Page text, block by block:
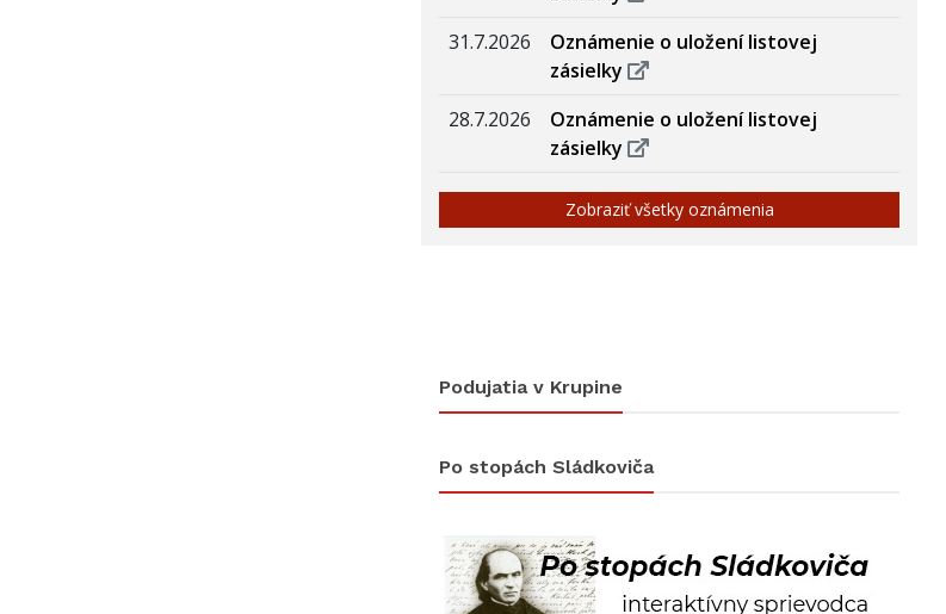
31.7.2026
Oznámenie o uložení listovej
zásielky
28.7.2026
Oznámenie o uložení listovej
zásielky
Zobraziť všetky oznámenia
Podujatia v Krupine
Po stopách Sládkoviča